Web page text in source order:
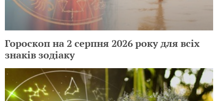
Гороскоп на 2 серпня 2026 року для всіх
знаків зодіаку